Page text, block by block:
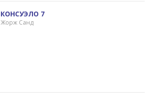
КОНСУЭЛО 7
Жорж Санд